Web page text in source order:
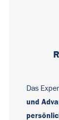
Das
und